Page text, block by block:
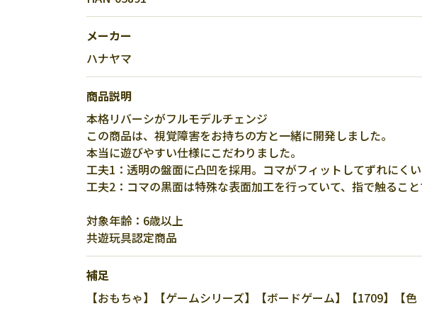
メーカー
ハナヤマ
商品説明
本格リバーシがフルモデルチェンジ
この商品は、視覚障害をお持ちの方と一緒に開発しました。
本当に遊びやすい仕様にこだわりました。
工夫1：透明の盤面に凸凹を採用。コマがフィットしてずれにく
工夫2：コマの黒面は特殊な表面加工を行っていて、指で触ること
対象年齢：6歳以上
共遊玩具認定商品
補足
【おもちゃ】【ゲームシリーズ】【ボードゲーム】【1709】【色